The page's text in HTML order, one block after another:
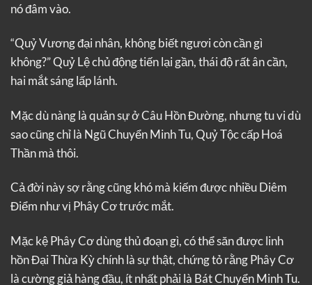
nó đâm vào.
“Quỷ Vương đại nhân, không biết ngươi còn cần gì
không?” Quỷ Lệ chủ động tiến lại gần, thái độ rất ân cần,
hai mắt sáng lấp lánh.
Mặc dù nàng là quản sự ở Câu Hồn Đường, nhưng tu vi dù
sao cũng chỉ là Ngũ Chuyển Minh Tu, Quỷ Tộc cấp Hoá
Thần mà thôi.
Cả đời này sợ rằng cũng khó mà kiếm được nhiều Diêm
Điểm như vị Phây Cơ trước mắt.
Mặc kệ Phây Cơ dùng thủ đoạn gì, có thể săn được linh
hồn Đại Thừa Kỳ chính là sự thật, chứng tỏ rằng Phây Cơ
là cường giả hàng đầu, ít nhất phải là Bát Chuyển Minh Tu.